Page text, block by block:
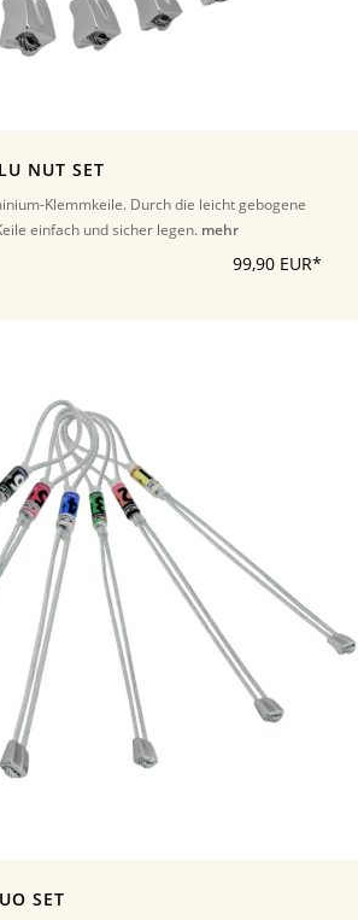
NUT SET
Klemmkeile. Durch die leicht gebogene
einfach und sicher legen. mehr
99,90 EUR*
SET